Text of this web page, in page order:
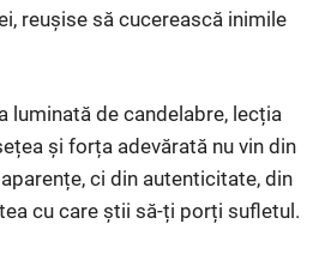
reușise să cucerească inimile
luminată de candelabre, lecția
și forța adevărată nu vin din
ci din autenticitate, din
cu care știi să-ți porți sufletul.